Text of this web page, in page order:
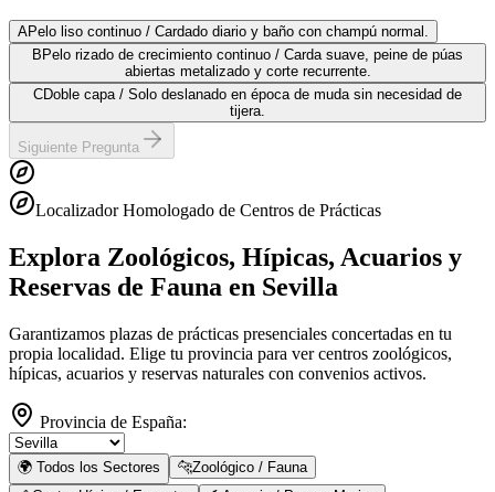
APelo liso continuo / Cardado diario y baño con champú normal.
B Pelo rizado de crecimiento continuo / Carda suave, peine de púas
abiertas metalizado y corte recurrente.
CDoble capa / Solo deslanado en época de muda sin necesidad de
tijera.
Siguiente Pregunta
Localizador Homologado de Centros de Prácticas
Explora Zoológicos, Hípicas, Acuarios y
Reservas de Fauna en Sevilla
Garantizamos plazas de prácticas presenciales concertadas en tu
propia localidad. Elige tu provincia para ver centros zoológicos,
hípicas, acuarios y reservas naturales con convenios activos.
Provincia de España:
🌍 Todos los Sectores 🐆Zoológico / Fauna